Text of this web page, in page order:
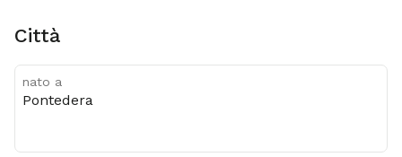
città
nato a
Pontedera